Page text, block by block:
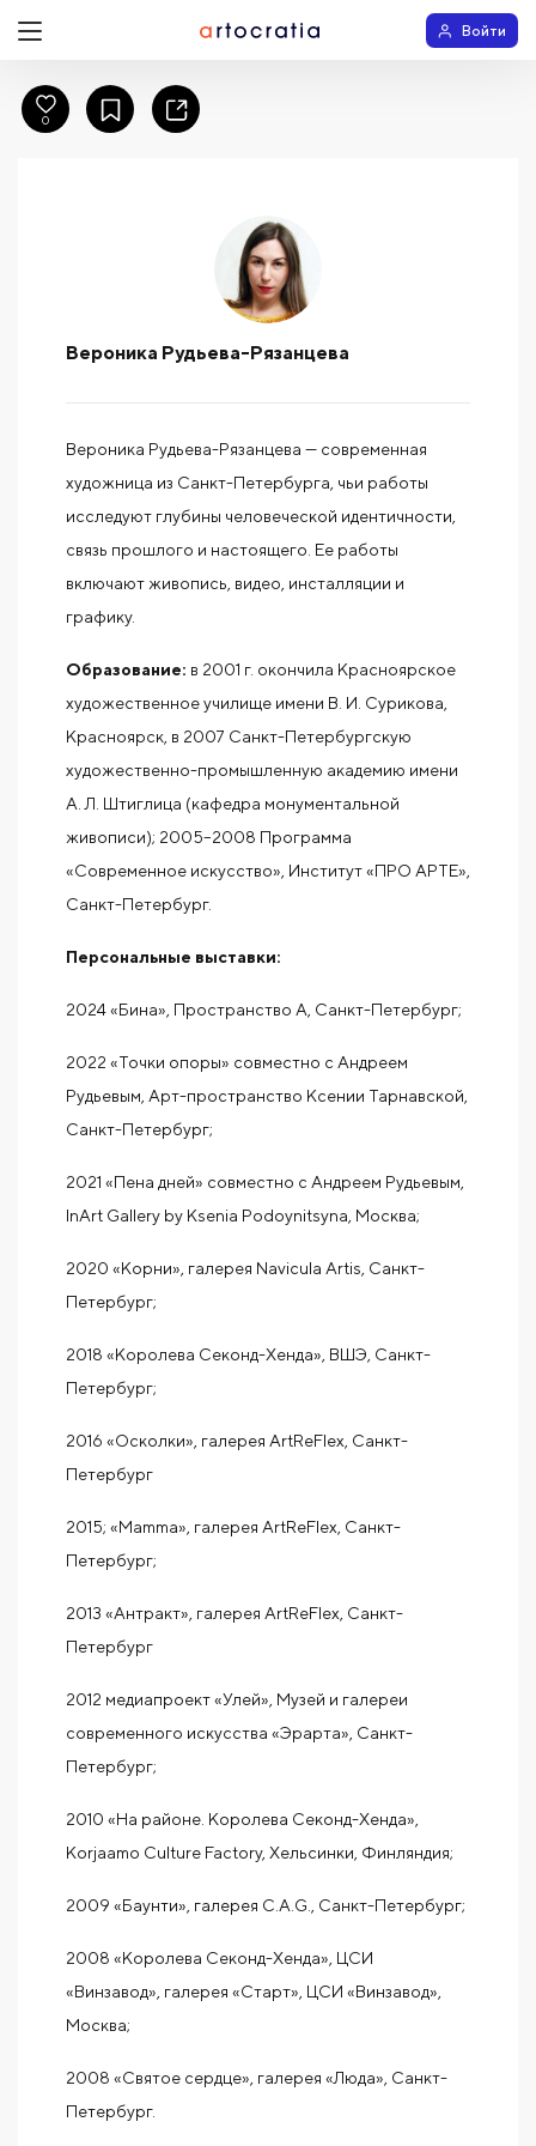
Войти
Вероника Рудьева-Рязанцева
Вероника Рудьева-Рязанцева — современная
художница из Санкт-Петербурга, чьи работы
исследуют глубины человеческой идентичности,
связь прошлого и настоящего. Ее работы
включают живопись, видео, инсталляции и
графику.
Образование: в 2001 г. окончила Красноярское
художественное училище имени В. И. Сурикова,
Красноярск, в 2007 Санкт-Петербургскую
художественно-промышленную академию имени
А. Л. Штиглица (кафедра монументальной
живописи); 2005–2008 Программа
«Современное искусство», Институт «ПРО АРТЕ»,
Санкт-Петербург.
Персональные выставки:
2024 «Бина», Пространство А, Санкт-Петербург;
2022 «Точки опоры» совместно с Андреем
Рудьевым, Арт-пространство Ксении Тарнавской,
Санкт-Петербург;
2021 «Пена дней» совместно с Андреем Рудьевым,
InArt Gallery by Ksenia Podoynitsyna, Москва;
2020 «Корни», галерея Navicula Artis, Санкт-
Петербург;
2018 «Королева Секонд-Хенда», ВШЭ, Санкт-
Петербург;
2016 «Осколки», галерея ArtReFlex, Санкт-
Петербург
2015; «Mamma», галерея ArtReFlex, Санкт-
Петербург;
2013 «Антракт», галерея ArtReFlex, Санкт-
Петербург
2012 медиапроект «Улей», Музей и галереи
современного искусства «Эрарта», Санкт-
Петербург;
2010 «На районе. Королева Секонд-Хенда»,
Korjaamo Culture Factory, Хельсинки, Финляндия;
2009 «Баунти», галерея C.A.G., Санкт-Петербург;
2008 «Королева Секонд-Хенда», ЦСИ
«Винзавод», галерея «Старт», ЦСИ «Винзавод»,
Москва;
2008 «Святое сердце», галерея «Люда», Санкт-
Петербург.
0